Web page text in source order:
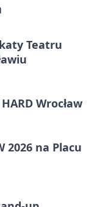
Teatru
Wrocław
2026 na Placu